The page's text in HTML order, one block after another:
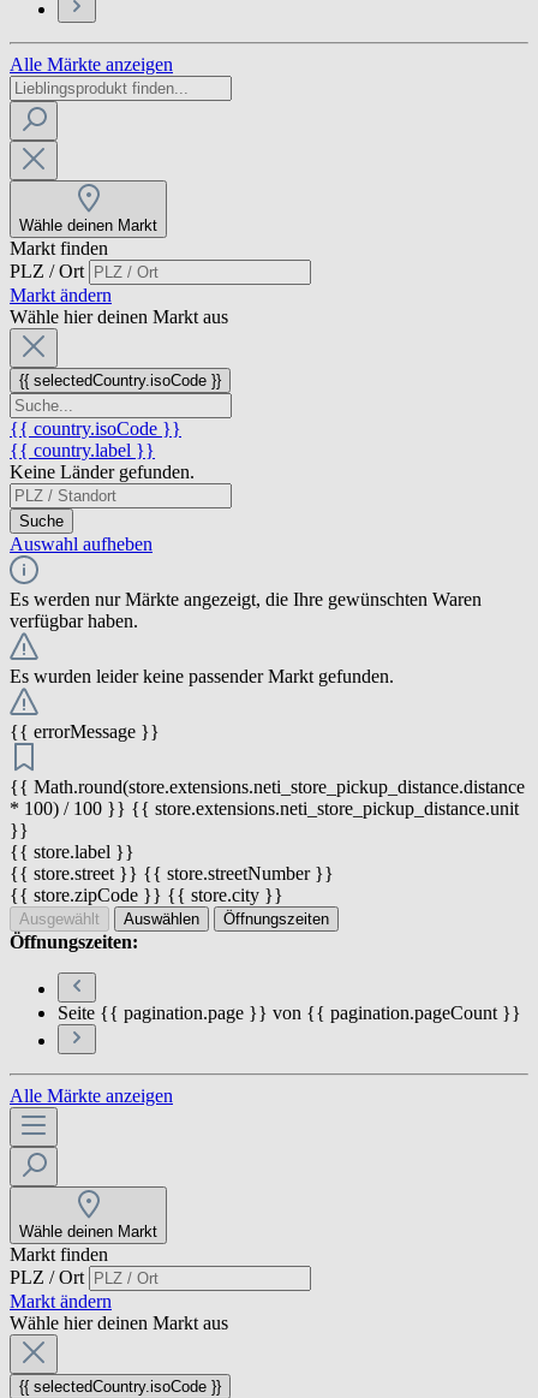
Alle Märkte anzeigen
Wähle deinen Markt
Markt finden
PLZ / Ort
Markt ändern
Wähle hier deinen Markt aus
{{ selectedCountry.isoCode }}
{{ country.isoCode }}
{{ country.label }}
Keine Länder gefunden.
Suche
Auswahl aufheben
Es werden nur Märkte angezeigt, die Ihre gewünschten Waren
verfügbar haben.
Es wurden leider keine passender Markt gefunden.
{{ errorMessage }}
{{ Math.round(store.extensions.neti_store_pickup_distance.distance
* 100) / 100 }} {{ store.extensions.neti_store_pickup_distance.unit
}}
{{ store.label }}
{{ store.street }} {{ store.streetNumber }}
{{ store.zipCode }} {{ store.city }}
Ausgewählt Auswählen Öffnungszeiten
Öffnungszeiten:
Seite {{ pagination.page }} von {{ pagination.pageCount }}
Alle Märkte anzeigen
Wähle deinen Markt
Markt finden
PLZ / Ort
Markt ändern
Wähle hier deinen Markt aus
{{ selectedCountry.isoCode }}